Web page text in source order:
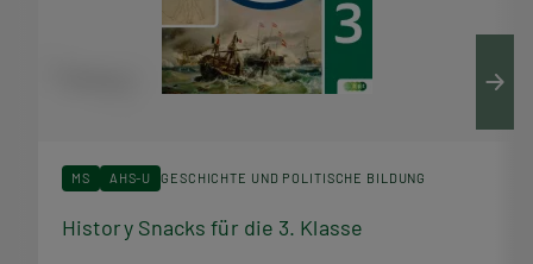
MS AHS-U GESCHICHTE UND POLITISCHE BILDUNG
History Snacks für die 3. Klasse